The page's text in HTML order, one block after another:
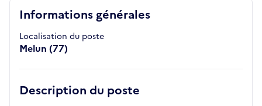
Informations générales
Localisation du poste
Melun (77)
Description du poste